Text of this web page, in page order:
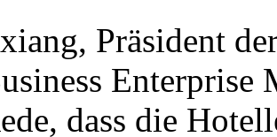
Präsident
Enterprise
dass die